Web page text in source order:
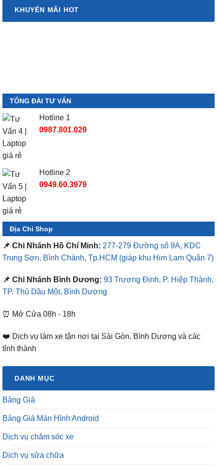
KHUYẾN MÃI HOT
TỔNG ĐÀI TƯ VẤN
Hotline 1
0987.801.029
Hotline 2
0949.60.3979
Địa Chỉ Shop
📌 Chi Nhánh Hồ Chí Minh: 277-279 Đường số 9A, KDC
Trung Sơn, Bình Chánh, Tp.HCM (giáp khu Him Lam Quận 7)
📌 Chi Nhánh Bình Dương: 93 Trương Định, P. Hiệp Thành,
TP. Thủ Dầu Một, Bình Dương
⏰ Mở Cửa 08h - 18h
❤️ Dịch vụ làm xe tận nơi tại Sài Gòn, Bình Dương và các
tỉnh thành
DANH MỤC
Bảng Giá
Bảng Giá Màn Hình Android
Dịch vụ chăm sóc xe
Dịch vụ sửa chữa